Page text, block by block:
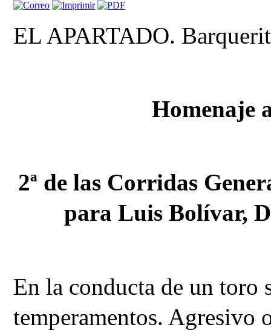
EL APARTADO.
Homenaje
2ª de las Corridas
para Luis Bolívar,
En la conducta de un toro
temperamentos. Agresivo